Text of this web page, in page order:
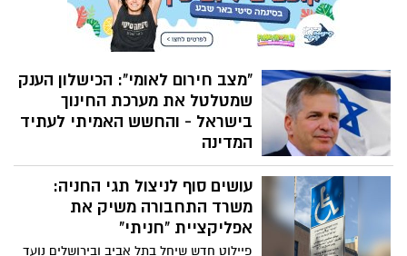
במצב קל, אדם אחד במצב בינוני ושניים
במצב קשה.
"מצב חירום לאומי": הכישלון הענק
שמטלטל את מערכת החינוך
בישראל - והחשש האמיתי לעתיד
המדינה
הנתונים שמשרד החינוך ניסה להסתיר,
נחשפים עתה - בזמן שהממשלה עסוקה
בעצמה - תוצאות המבחנים של תלמידי
ישראל מציגים - קריסה שקטה של מערכת
עושים סוף לניצול תגי החניה:
משרד התחבורה משיק את
אפליקציית "חניתי"
פיילוט חדש שיחל בתל אביב ובירושלים נועד